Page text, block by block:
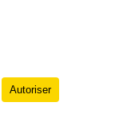
Autoriser